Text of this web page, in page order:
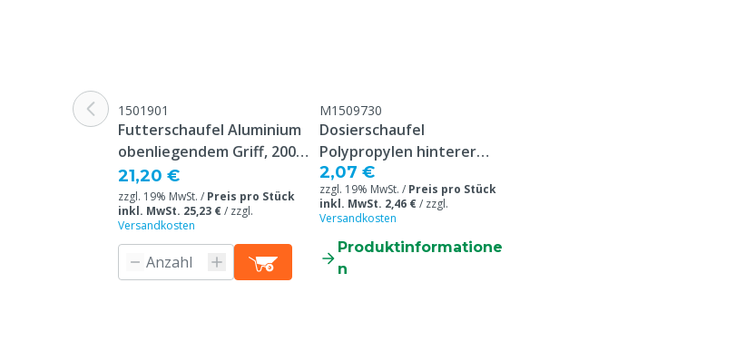
1501901
Futterschaufel Aluminium
obenliegendem Griff, 2000
g
21,20 €
zzgl. 19% MwSt. / Preis pro Stück
inkl. MwSt. 25,23 €/ zzgl.
Versandkosten
M1509730
Dosierschaufel
Polypropylen hinterer
Griff
2,07 €
zzgl. 19% MwSt. / Preis pro Stück
inkl. MwSt. 2,46 €/ zzgl.
Versandkosten
Produktinformatione
n